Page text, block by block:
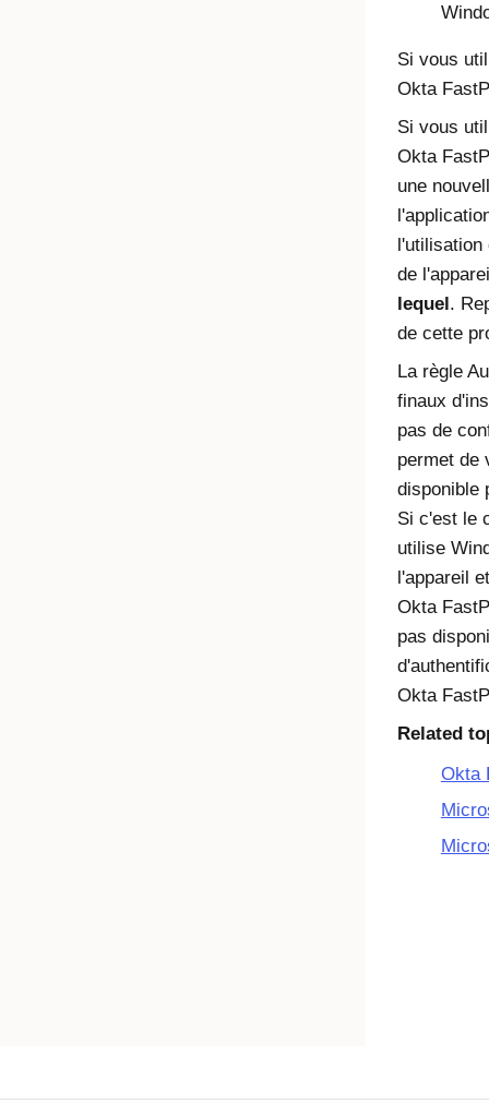
Si vous
Okta
Si vous
Okta
une
l'utilisation
de
lequel.
de cette
La règle
finaux
pas de
permet de
disponible
Si c'est le
utilise
l'appareil
Okta
pas
Okta
Related
Okta